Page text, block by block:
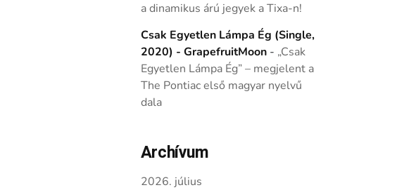
a dinamikus árú jegyek a Tixa-n!
Csak Egyetlen Lámpa Ég (Single,
2020) - GrapefruitMoon- „Csak
Egyetlen Lámpa Ég” – megjelent a
The Pontiac első magyar nyelvű
dala
Archívum
2026. július